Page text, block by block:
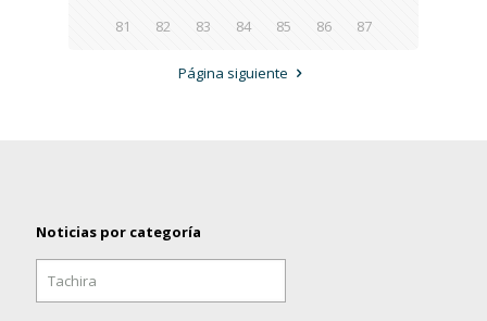
81
82 83 84 85 86 87
Página siguiente
Noticias por categoría
por
categoría